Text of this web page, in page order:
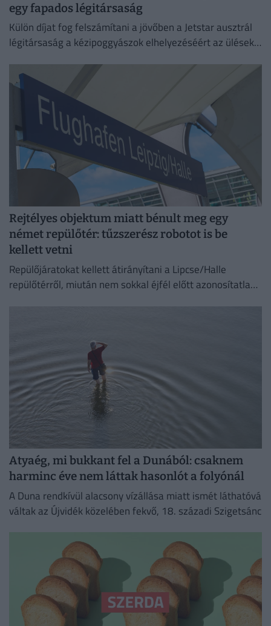
egy fapados légitársaság
Külön díjat fog felszámítani a jövőben a Jetstar ausztrál
légitársaság a kézipoggyászok elhelyezéséért az ülések
Rejtélyes objektum miatt bénult meg egy
német repülőtér: tűzszerész robotot is be
kellett vetni
Repülőjáratokat kellett átirányítani a Lipcse/Halle
repülőtérről, miután nem sokkal éjfél előtt azonosítatlan
Atyaég, mi bukkant fel a Dunából: csaknem
harminc éve nem láttak hasonlót a folyónál
A Duna rendkívül alacsony vízállása miatt ismét láthatóvá
váltak az Újvidék közelében fekvő, 18. századi Szigetsánc